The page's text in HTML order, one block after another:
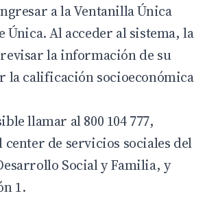
a laVentanilla Única
Única. Al acceder al sistema, la
la información de su
la calificación socioeconómica
llamar al 800 104 777,
de servicios sociales del
Social y Familia, y
1.